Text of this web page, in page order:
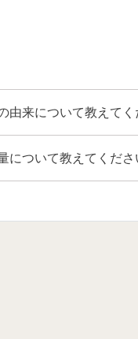
由来について教えてく
について教えてくださ